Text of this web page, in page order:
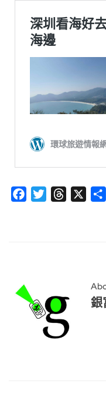
FacebookTwitterThreads
銀